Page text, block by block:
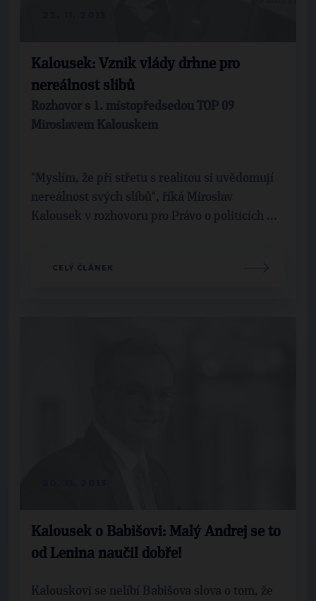
Kalousek: Vznik vlády drhne pro
nereálnost slibů
Rozhovor s 1. místopředsedou TOP 09
Miroslavem Kalouskem
"Myslím, že při střetu s realitou si uvědomují
nereálnost svých slibů", říká Miroslav
Kalousek v rozhovoru pro Právo o politicích ...
CELÝ ČLÁNEK
Kalousek o Babišovi: Malý Andrej se to
od Lenina naučil dobře!
Kalouskovi se nelíbí Babišova slova o tom, že